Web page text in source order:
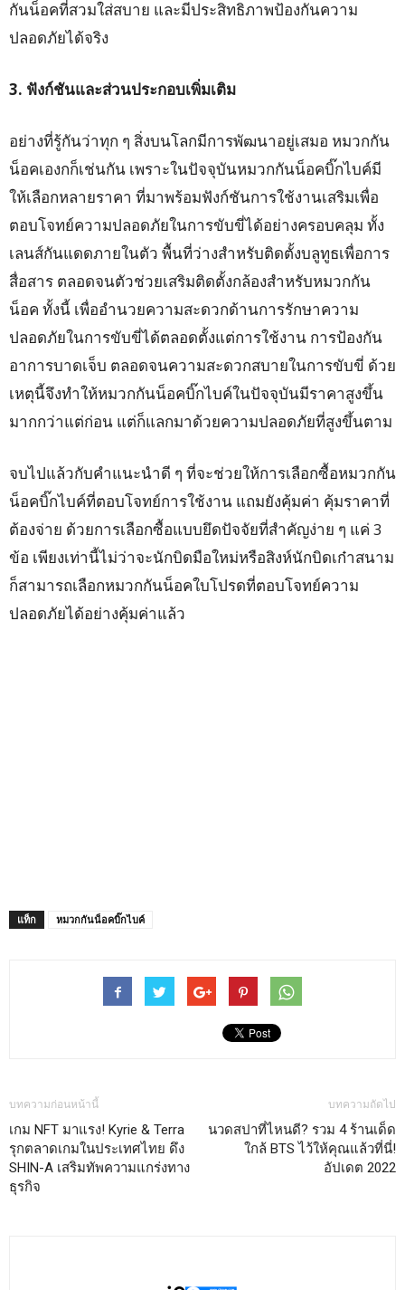
กันน็อคที่สวมใส่สบาย และมีประสิทธิภาพป้องกันความ
ปลอดภัยได้จริง
3. ฟังก์ชันและส่วนประกอบเพิ่มเติม
อย่างที่รู้กันว่าทุก ๆ สิ่งบนโลกมีการพัฒนาอยู่เสมอ หมวกกัน
น็อคเองกก็เช่นกัน เพราะในปัจจุบันหมวกกันน็อคบิ๊กไบค์มี
ให้เลือกหลายราคา ที่มาพร้อมฟังก์ชันการใช้งานเสริมเพื่อ
ตอบโจทย์ความปลอดภัยในการขับขี่ได้อย่างครอบคลุม ทั้ง
เลนส์กันแดดภายในตัว พื้นที่ว่างสำหรับติดตั้งบลูทูธเพื่อการ
สื่อสาร ตลอดจนตัวช่วยเสริมติดตั้งกล้องสำหรับหมวกกัน
น็อค ทั้งนี้ เพื่ออำนวยความสะดวกด้านการรักษาความ
ปลอดภัยในการขับขี่ได้ตลอดตั้งแต่การใช้งาน การป้องกัน
อาการบาดเจ็บ ตลอดจนความสะดวกสบายในการขับขี่ ด้วย
เหตุนี้จึงทำให้หมวกกันน็อคบิ๊กไบค์ในปัจจุบันมีราคาสูงขึ้น
มากกว่าแต่ก่อน แต่ก็แลกมาด้วยความปลอดภัยที่สูงขึ้นตาม
จบไปแล้วกับคำแนะนำดี ๆ ที่จะช่วยให้การเลือกซื้อหมวกกัน
น็อคบิ๊กไบค์ที่ตอบโจทย์การใช้งาน แถมยังคุ้มค่า คุ้มราคาที่
ต้องจ่าย ด้วยการเลือกซื้อแบบยึดปัจจัยที่สำคัญง่าย ๆ แค่ 3
ข้อ เพียงเท่านี้ไม่ว่าจะนักบิดมือใหม่หรือสิงห์นักบิดเก๋าสนาม
ก็สามารถเลือกหมวกกันน็อคใบโปรดที่ตอบโจทย์ความ
ปลอดภัยได้อย่างคุ้มค่าแล้ว
แท็ก หมวกกันน็อคบิ๊กไบค์
บทความก่อนหน้านี้
เกม NFT มาแรง! Kyrie & Terra
รุกตลาดเกมในประเทศไทย ดึง
SHIN-A เสริมทัพความแกร่งทาง
ธุรกิจ
บทความถัดไป
นวดสปาที่ไหนดี? รวม 4 ร้านเด็ด
ใกล้ BTS ไว้ให้คุณแล้วที่นี่!
อัปเดต 2022